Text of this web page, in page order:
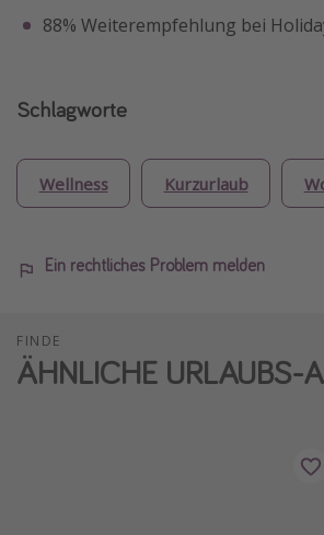
88% Weiterempfehlung bei
Schlagworte
Wellness Kurzurlaub
Ein rechtliches Problem melden
FINDE
ÄHNLICHE URLAUBS-